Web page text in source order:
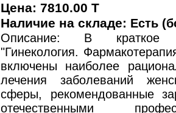
Цена: 7810.00 T
Наличие на складе: Есть
Описание: В краткое
"Гинекология.
включены наиболее
лечения заболеваний
сферы, рекомендованные
отечественными